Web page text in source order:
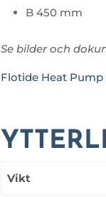
B 450 mm
Se bilder och
Flotide Heat Pump
Vikt